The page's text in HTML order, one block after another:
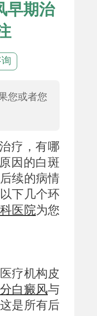
早期治
您或者您
疗，有哪
因的白斑
续的病情
下几个环
医院为您
疗机构皮
白癜风与
是所有后